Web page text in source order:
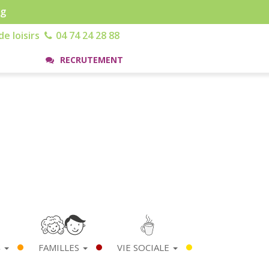
loisirs 04 74 24 28 88
RECRUTEMENT
FAMILLES VIE SOCIALE